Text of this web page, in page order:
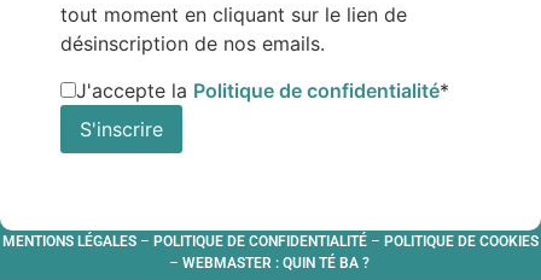
tout moment en cliquant sur le lien de
désinscription de nos emails.
J'accepte la Politique de confidentialité*
MENTIONS LÉGALES – POLITIQUE DE CONFIDENTIALITÉ – POLITIQUE DE COOKIES
– WEBMASTER : QUIN TÉ BA ?